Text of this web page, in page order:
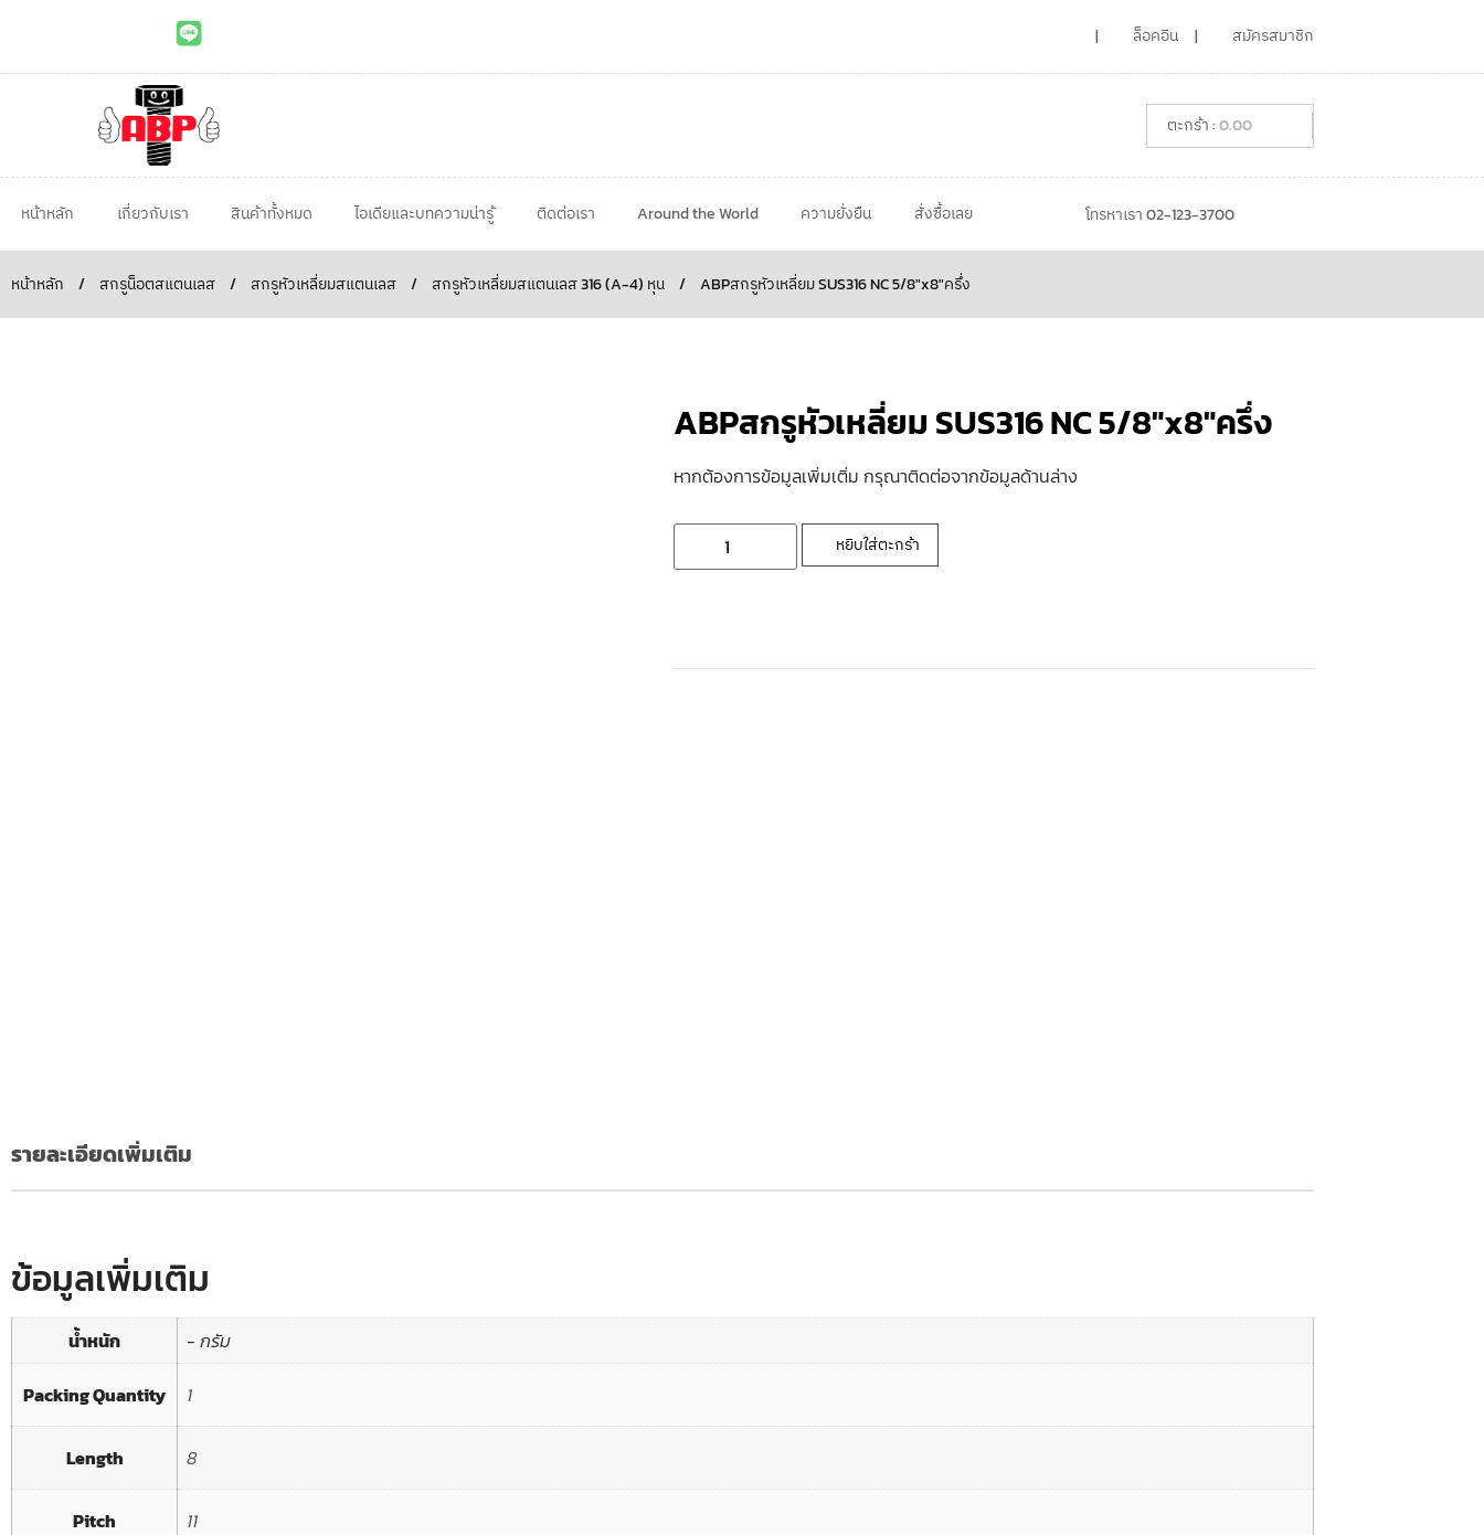
ล็อคอิน สมัครสมาชิก
0.00
หน้าหลัก เกี่ยวกับเรา สินค้าทั้งหมด ไอเดียและบทความน่ารู้ ติดต่อเรา Around the World ความยั่งยืน สั่งซื้อเลย โทรหาเรา 02-123-3700
หน้าหลัก / สกรูน็อตสแตนเลส / สกรูหัวเหลี่ยมสแตนเลส / สกรูหัวเหลี่ยมสแตนเลส 316 (A-4) หุน / ABPสกรูหัวเหลี่ยม SUS316 NC 5/8″x8″ครึ่ง
ABPสกรูหัวเหลี่ยม SUS316 NC 5/8″x8″ครึ่ง
หากต้องการข้อมูลเพิ่มเติ่ม กรุณาติดต่อจากข้อมูลด้านล่าง
หยิบใส่ตะกร้า
รายละเอียดเพิ่มเติม
ข้อมูลเพิ่มเติม
น้ำหนัก - กรัม
Packing Quantity 1
Length 8
Pitch 11